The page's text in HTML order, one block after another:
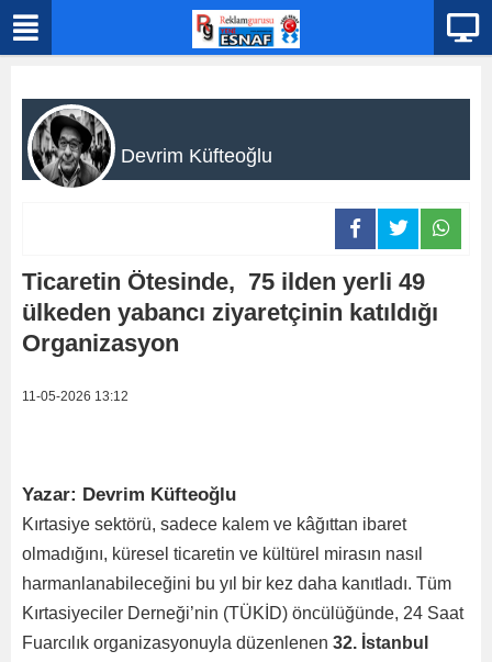
Devrim Küfteoğlu
Ticaretin Ötesinde, 75 ilden yerli 49
ülkeden yabancı ziyaretçinin katıldığı
Organizasyon
11-05-2026 13:12
Yazar: Devrim Küfteoğlu
Kırtasiye sektörü, sadece kalem ve kâğıttan ibaret
olmadığını, küresel ticaretin ve kültürel mirasın nasıl
harmanlanabileceğini bu yıl bir kez daha kanıtladı. Tüm
Kırtasiyeciler Derneği’nin (TÜKİD) öncülüğünde, 24 Saat
Fuarcılık organizasyonuyla düzenlenen 32. İstanbul